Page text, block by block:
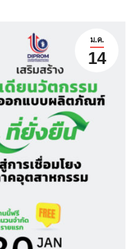
ม.ค.
14